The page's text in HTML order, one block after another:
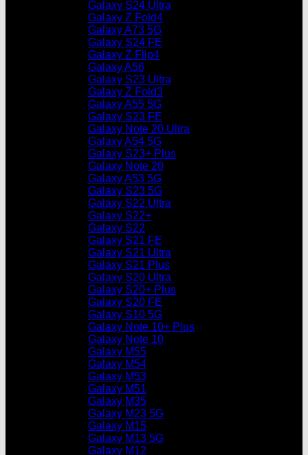
Galaxy S24 Ultra
Galaxy Z Fold4
Galaxy A73 5G
Galaxy S24 FE
Galaxy Z Flip4
Galaxy A56
Galaxy S23 Ultra
Galaxy Z Fold3
Galaxy A55 5G
Galaxy S23 FE
Galaxy Note 20 Ultra
Galaxy A54 5G
Galaxy S23+ Plus
Galaxy Note 20
Galaxy A53 5G
Galaxy S23 5G
Galaxy S22 Ultra
Galaxy S22+
Galaxy S22
Galaxy S21 FE
Galaxy S21 Ultra
Galaxy S21 Plus
Galaxy S20 Ultra
Galaxy S20+ Plus
Galaxy S20 FE
Galaxy S10 5G
Galaxy Note 10+ Plus
Galaxy Note 10
Galaxy M55
Galaxy M54
Galaxy M53
Galaxy M51
Galaxy M35
Galaxy M23 5G
Galaxy M15
Galaxy M13 5G
Galaxy M12